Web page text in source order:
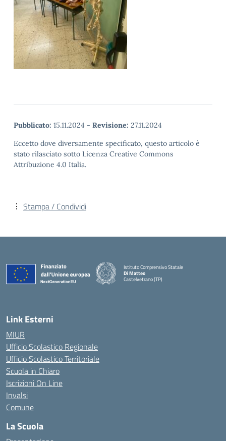
Pubblicato: 15.11.2024 - Revisione: 27.11.2024
Eccetto dove diversamente specificato, questo articolo è
stato rilasciato sotto Licenza Creative Commons
Attribuzione 4.0 Italia.
Stampa / Condividi
Istituto Comprensivo Statale
Di Matteo
Castelvetrano (TP)
Link Esterni
MIUR
Ufficio Scolastico Regionale
Ufficio Scolastico Territoriale
Scuola in Chiaro
Iscrizioni On Line
Invalsi
Comune
La Scuola